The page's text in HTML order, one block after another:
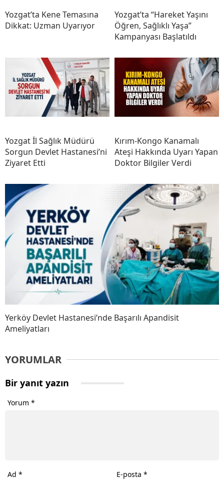
Yozgat’ta Kene Temasına
Dikkat: Uzman Uyarıyor
Yozgat’ta “Hareket Yaşını
Öğren, Sağlıklı Yaşa”
Kampanyası Başlatıldı
Yozgat İl Sağlık Müdürü
Sorgun Devlet Hastanesi’ni
Ziyaret Etti
Kırım-Kongo Kanamalı
Ateşi Hakkında Uyarı Yapan
Doktor Bilgiler Verdi
Yerköy Devlet Hastanesi’nde Başarılı Apandisit
Ameliyatları
YORUMLAR
Bir yanıt yazın
Yorum *
Ad * E-posta*